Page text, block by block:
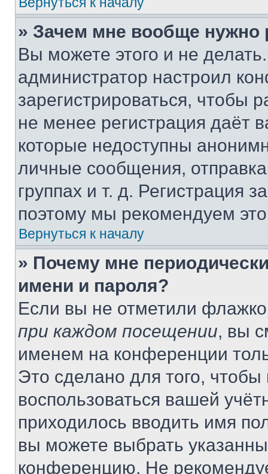
» Зачем мне вообще нужно
Вы можете этого и не
администратор настроил
зарегистрироваться, чтобы
не менее регистрация даёт
которые недоступны
личные сообщения,
группах и т. д. Регистрация
поэтому мы рекомендуем
Вернуться к началу
» Почему мне
имени и пароля?
Если вы не отметили
при каждом посещении, вы
именем на конференции
Это сделано для того, чтобы
воспользоваться вашей
приходилось вводить имя
вы можете выбрать
конференцию. Не